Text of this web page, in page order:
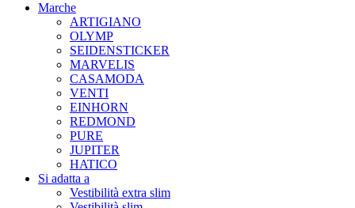
Marche
ARTIGIANO
OLYMP
SEIDENSTICKER
MARVELIS
CASAMODA
VENTI
EINHORN
REDMOND
PURE
JUPITER
HATICO
Si adatta a
Vestibilità extra slim